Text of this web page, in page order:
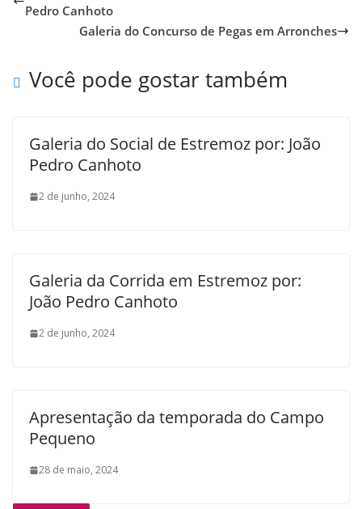
Pedro Canhoto
Galeria do Concurso de Pegas em Arronches
Você pode gostar também
Galeria do Social de Estremoz por: João
Pedro Canhoto
2 de junho, 2024
Galeria da Corrida em Estremoz por:
João Pedro Canhoto
2 de junho, 2024
Apresentação da temporada do Campo
Pequeno
28 de maio, 2024